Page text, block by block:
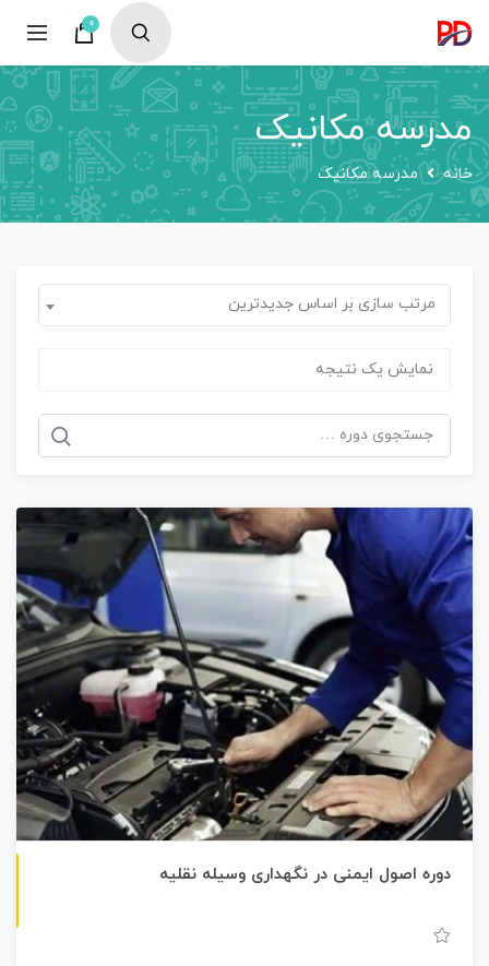
0
مدرسه مکانیک
خانه مدرسه مکانیک
مرتب سازی بر اساس جدیدترین
نمایش یک نتیجه
دوره اصول ایمنی در نگهداری وسیله نقلیه